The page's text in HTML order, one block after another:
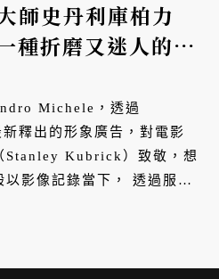
師史丹利庫柏力
種折磨又迷人的故
Michele，透過
釋出的形象廣告，對電影
Stanley Kubrick）致敬，想
影像記錄當下， 透過服飾